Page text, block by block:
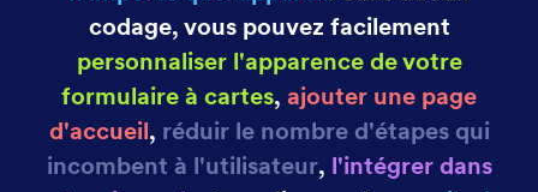
Convertissez facilement les soumissions en
documents PDF. Générez des PDF pour les
soumissions de formulaires simples ou multiples.